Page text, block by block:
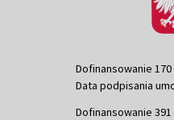
Dofinansowanie 170
Data podpisania
Dofinansowanie 391